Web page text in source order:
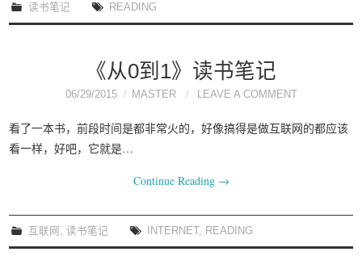
读书笔记 READING
《从0到1》读书笔记
06/29/2015 MASTER LEAVE A COMMENT
看了一本书，前段时间是都非常火的，好像搞得是做互联网的都应该
看一样，好吧，它就是…
Continue Reading →
互联网 ,读书笔记 INTERNET, READING